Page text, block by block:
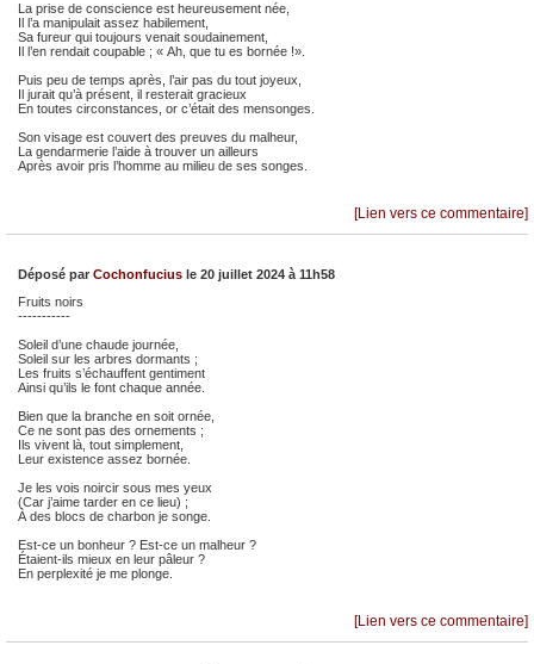
La prise de conscience est heureusement née,
Il l’a manipulait assez habilement,
Sa fureur qui toujours venait soudainement,
Il l’en rendait coupable ; « Ah, que tu es bornée !».
Puis peu de temps après, l’air pas du tout joyeux,
Il jurait qu’à présent, il resterait gracieux
En toutes circonstances, or c’était des mensonges.
Son visage est couvert des preuves du malheur,
La gendarmerie l’aide à trouver un ailleurs
Après avoir pris l’homme au milieu de ses songes.
[Lien vers ce commentaire]
Déposé par Cochonfucius le 20 juillet 2024 à 11h58
Fruits noirs
-----------
Soleil d’une chaude journée,
Soleil sur les arbres dormants ;
Les fruits s’échauffent gentiment
Ainsi qu’ils le font chaque année.
Bien que la branche en soit ornée,
Ce ne sont pas des ornements ;
Ils vivent là, tout simplement,
Leur existence assez bornée.
Je les vois noircir sous mes yeux
(Car j’aime tarder en ce lieu) ;
À des blocs de charbon je songe.
Est-ce un bonheur ? Est-ce un malheur ?
Étaient-ils mieux en leur pâleur ?
En perplexité je me plonge.
[Lien vers ce commentaire]